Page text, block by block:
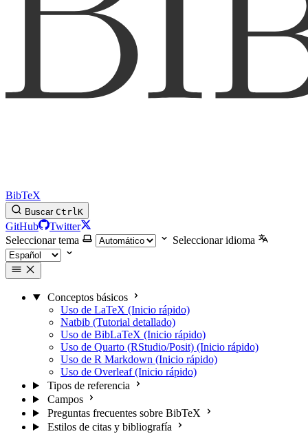
BibTeX
Buscar CtrlK
GitHub
Twitter
Seleccionar tema
Seleccionar idioma
Conceptos básicos
Uso de LaTeX (Inicio rápido)
Natbib (Tutorial detallado)
Uso de BibLaTeX (Inicio rápido)
Uso de Quarto (RStudio/Posit) (Inicio rápido)
Uso de R Markdown (Inicio rápido)
Uso de Overleaf (Inicio rápido)
Tipos de referencia
Campos
Preguntas frecuentes sobre BibTeX
Estilos de citas y bibliografía